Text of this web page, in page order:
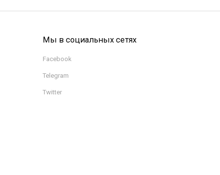
Мы в социальных сетях
Facebook
Telegram
Twitter